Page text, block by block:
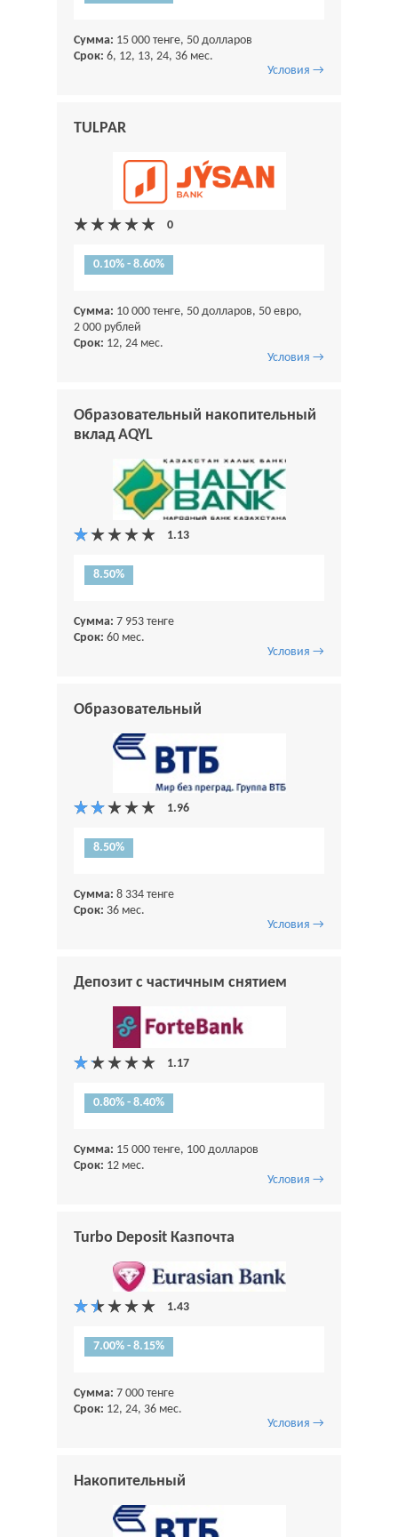
Сумма: 15 000 тенге, 50 долларов
Срок: 6, 12, 13, 24, 36 мес.
Условия →
TULPAR
0.10% - 8.60%
Сумма: 10 000 тенге, 50 долларов, 50 евро,
2 000 рублей
Срок: 12, 24 мес.
Условия →
Образовательный накопительный
вклад AQYL
8.50%
Сумма: 7 953 тенге
Срок: 60 мес.
Условия →
Образовательный
8.50%
Сумма: 8 334 тенге
Срок: 36 мес.
Условия →
Депозит с частичным снятием
0.80% - 8.40%
Сумма: 15 000 тенге, 100 долларов
Срок: 12 мес.
Условия →
Turbo Deposit Казпочта
7.00% - 8.15%
Сумма: 7 000 тенге
Срок: 12, 24, 36 мес.
Условия →
Накопительный